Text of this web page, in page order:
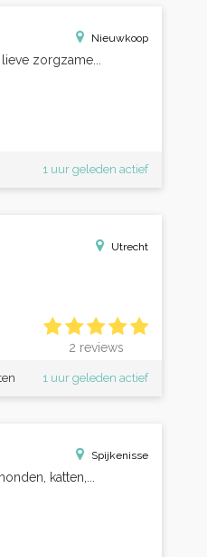
Nieuwkoop
zorgzame...
1 uur geleden actief
Utrecht
2 reviews
1 uur geleden actief
Spijkenisse
katten,...